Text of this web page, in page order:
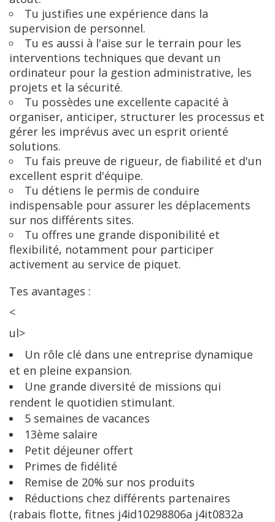
Tu justifies une expérience dans la
supervision de personnel.
Tu es aussi à l'aise sur le terrain pour les
interventions techniques que devant un
ordinateur pour la gestion administrative, les
projets et la sécurité.
Tu possèdes une excellente capacité à
organiser, anticiper, structurer les processus et
gérer les imprévus avec un esprit orienté
solutions.
Tu fais preuve de rigueur, de fiabilité et d'un
excellent esprit d'équipe.
Tu détiens le permis de conduire
indispensable pour assurer les déplacements
sur nos différents sites.
Tu offres une grande disponibilité et
flexibilité, notamment pour participer
activement au service de piquet.
Tes avantages :
<
ul>
Un rôle clé dans une entreprise dynamique
et en pleine expansion.
Une grande diversité de missions qui
rendent le quotidien stimulant.
5 semaines de vacances
13ème salaire
Petit déjeuner offert
Primes de fidélité
Remise de 20% sur nos produits
Réductions chez différents partenaires
(rabais flotte, fitnes j4id10298806a j4it0832a